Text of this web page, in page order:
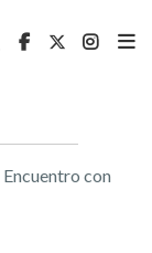
Encuentro con